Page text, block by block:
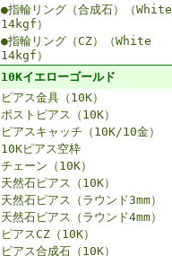
●指輪リング（合成石）（White
14kgf）
●指輪リング（CZ）（White
14kgf）
10Kイエローゴールド
ピアス金具（10K）
ポストピアス（10K）
ピアスキャッチ（10K/10金）
10Kピアス空枠
チェーン（10K）
天然石ピアス（10K）
天然石ピアス（ラウンド3mm）
天然石ピアス（ラウンド4mm）
ピアスCZ（10K）
ピアス合成石（10K）